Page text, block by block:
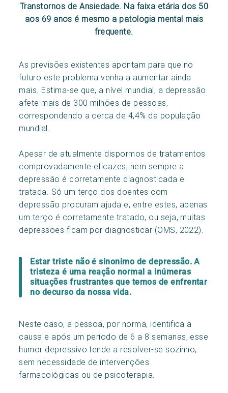
Transtornos de Ansiedade. Na faixa etária dos 50
aos 69 anos é mesmo a patologia mental mais
frequente.
As previsões existentes apontam para que no
futuro este problema venha a aumentar ainda
mais. Estima-se que, a nível mundial, a depressão
afete mais de 300 milhões de pessoas,
correspondendo a cerca de 4,4% da população
mundial.
Apesar de atualmente dispormos de tratamentos
comprovadamente eficazes, nem sempre a
depressão é corretamente diagnosticada e
tratada. Só um terço dos doentes com
depressão procuram ajuda e, entre estes, apenas
um terço é corretamente tratado, ou seja, muitas
depressões ficam por diagnosticar (OMS, 2022).
Estar triste não é sinonimo de depressão. A
tristeza é uma reação normal a inúmeras
situações frustrantes que temos de enfrentar
no decurso da nossa vida.
Neste caso, a pessoa, por norma, identifica a
causa e após um período de 6 a 8 semanas, esse
humor depressivo tende a resolver-se sozinho,
sem necessidade de intervenções
farmacológicas ou de psicoterapia.